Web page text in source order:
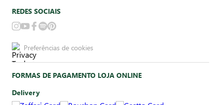
REDES SOCIAIS
Preferências de cookies
FORMAS DE PAGAMENTO LOJA ONLINE
Delivery